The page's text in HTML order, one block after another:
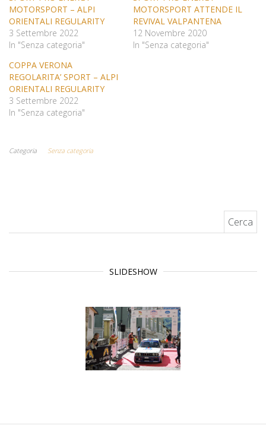
MOTORSPORT – ALPI
ORIENTALI REGULARITY
3 Settembre 2022
In "Senza categoria"
MOTORSPORT ATTENDE IL
REVIVAL VALPANTENA
12 Novembre 2020
In "Senza categoria"
COPPA VERONA
REGOLARITA’ SPORT – ALPI
ORIENTALI REGULARITY
3 Settembre 2022
In "Senza categoria"
Categoria Senza categoria
SLIDESHOW